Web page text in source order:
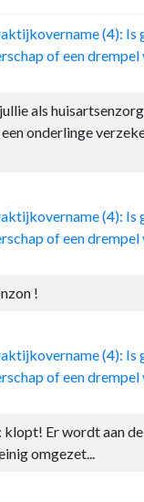
(4): Is
of een drempel
als
onderlinge
(4): Is
of een drempel
!
(4): Is
of een drempel
klopt! Er wordt aan
omgezet...